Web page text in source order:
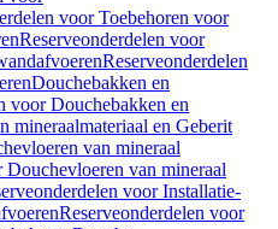
voor Toebehoren voor
Reserveonderdelen voor
Reserveonderdelen
Douchebakken en
voor Douchebakken en
mineraalmateriaal en Geberit
van mineraal
Douchevloeren van mineraal
voor Installatie-
Reserveonderdelen voor